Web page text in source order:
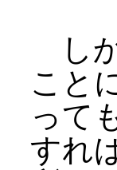
し
こと
って
すれ